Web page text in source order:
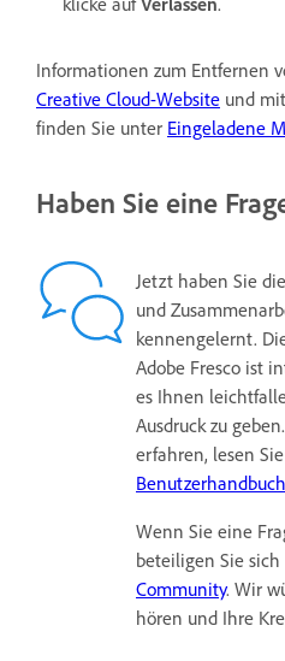
Informationen zum Entfernen
Creative Cloud-Website und
finden Sie unter Eingeladene
Haben Sie eine
Jetzt haben Sie
und
kennengelernt.
Adobe Fresco ist
es Ihnen
Ausdruck zu
erfahren, lesen
Benutzerhandbuch
Wenn Sie eine
beteiligen Sie
Community. Wir
hören und Ihre